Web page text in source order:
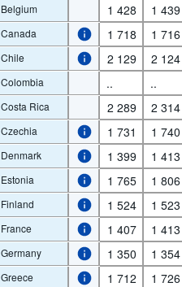
Belgium 1 428 1 439
Canada 1 718 1 716
Chile 2 129 2 124
Colombia .. ..
Costa Rica 2 289 2 314
Czechia 1 731 1 740
Denmark 1 399 1 413
Estonia 1 765 1 806
Finland 1 524 1 523
France 1 407 1 413
Germany 1 350 1 354
Greece 1 712 1 726